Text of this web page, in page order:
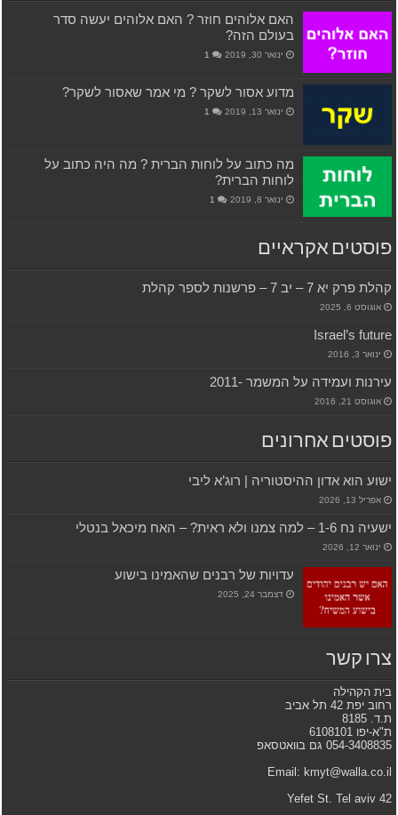
האם אלוהים חוזר ? האם אלוהים יעשה סדר
בעולם הזה?
ינואר 30, 2019 1
מדוע אסור לשקר ? מי אמר שאסור לשקר?
ינואר 13, 2019 1
מה כתוב על לוחות הברית ? מה היה כתוב על
לוחות הברית?
ינואר 8, 2019 1
פוסטים אקראיים
קהלת פרק יא 7 – יב 7 – פרשנות לספר קהלת
אוגוסט 6, 2025
Israel’s future
ינואר 3, 2016
עירנות ועמידה על המשמר -2011
אוגוסט 21, 2016
פוסטים אחרונים
ישוע הוא אדון ההיסטוריה | רוג’א ליבי
אפריל 13, 2026
ישעיה נח 1-6 – למה צמנו ולא ראית? – האח מיכאל בנטלי
ינואר 12, 2026
עדויות של רבנים שהאמינו בישוע
דצמבר 24, 2025
צרו קשר
בית הקהילה
רחוב יפת 42 תל אביב
ת.ד. 8185
ת"א-יפו 6108101
054-3408835 גם בוואטסאפ
Email: kmyt@walla.co.il
42 Yefet St. Tel aviv